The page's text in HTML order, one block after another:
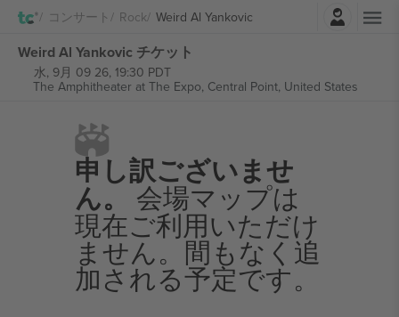
コンサート Rock Weird Al Yankovic
ログイン
Weird Al Yankovic チケット
水, 9月 09 26, 19:30 PDT
The Amphitheater at The Expo, Central Point, United States
申し訳ございませ
ん。 会場マップは
現在ご利用いただけ
ません。間もなく追
加される予定です。